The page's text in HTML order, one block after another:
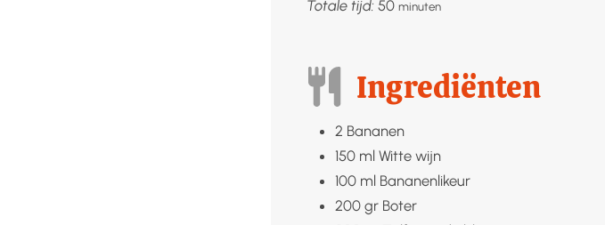
Totale tijd: 50minuten
minuten
Ingrediënten
2 Bananen
150 ml Witte wijn
100 ml Bananenlikeur
200 gr Boter